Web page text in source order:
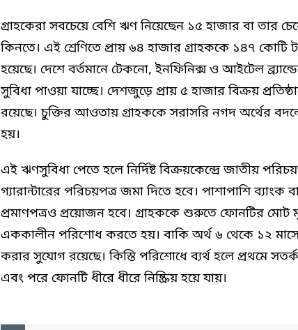
গ্রাহকেরা সবচেয়ে বেশি ঋণ নিয়েছেন ১৫ হাজার বা তার
কিনতে। এই শ্রেণিতে প্রায় ৬৪ হাজার গ্রাহককে ১৪৭ কোটি
হয়েছে। দেশে বর্তমানে টেকনো, ইনফিনিক্স ও আইটেল
সুবিধা পাওয়া যাচ্ছে। দেশজুড়ে প্রায় ৫ হাজার বিক্রয়
রয়েছে। চুক্তির আওতায় গ্রাহককে সরাসরি নগদ অর্থের
হয়।
এই ঋণসুবিধা পেতে হলে নির্দিষ্ট বিক্রয়কেন্দ্রে জাতীয়
গ্যারান্টারের পরিচয়পত্র জমা দিতে হবে। পাশাপাশি ব্যাংক
প্রমাণপত্রও প্রয়োজন হবে। গ্রাহককে শুরুতে ফোনটির মোট
এককালীন পরিশোধ করতে হয়। বাকি অর্থ ৬ থেকে ১২
করার সুযোগ রয়েছে। কিস্তি পরিশোধে ব্যর্থ হলে প্রথমে
এবং পরে ফোনটি ধীরে ধীরে নিষ্ক্রিয় হয়ে যায়।